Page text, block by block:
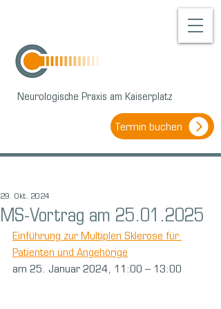
Neurologische Praxis am Kaiserplatz
Termin buchen
MS-Vortrag am 25.01.2025
29. Okt. 2024
Einführung zur Multiplen Sklerose für
Patienten und Angehörige
am 25. Januar 2024, 11:00 – 13:00